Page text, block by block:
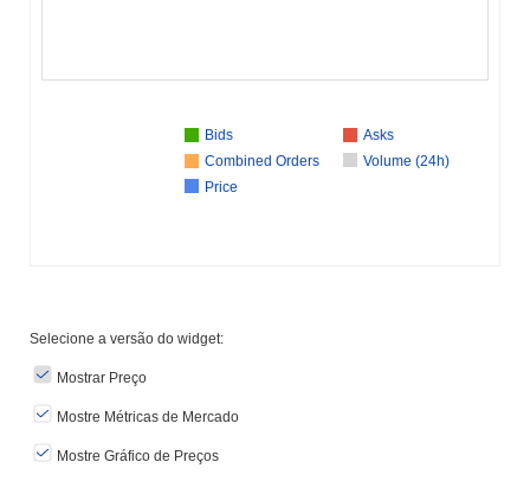
Bids
Asks
Combined Orders
Volume (24h)
Price
Selecione a versão do widget:
Mostrar Preço
Mostre Métricas de Mercado
Mostre Gráfico de Preços